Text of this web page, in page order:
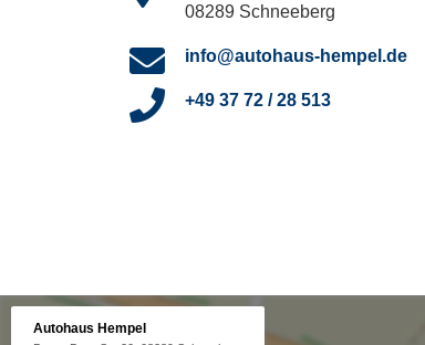
08289 Schneeberg
info@autohaus-hempel.de
+49 37 72 / 28 513
Autohaus Hempel